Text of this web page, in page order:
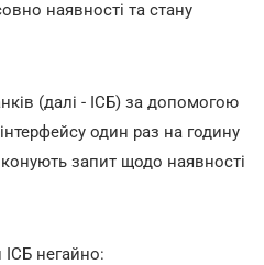
наявності та стану
(далі - ІСБ) за допомогою
один раз на годину
запит щодо наявності
негайно: